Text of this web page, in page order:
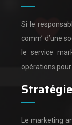
Si le
comm’ d’une
le service
opérations
Le marketing